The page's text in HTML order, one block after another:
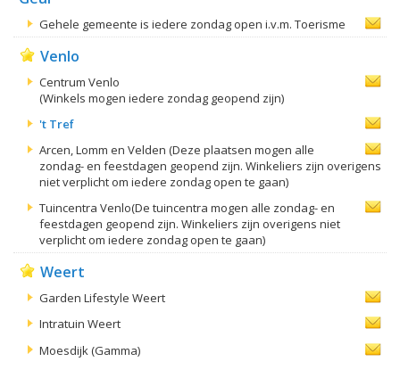
Gehele gemeente is iedere zondag open i.v.m. Toerisme
Venlo
Centrum Venlo
(Winkels mogen iedere zondag geopend zijn)
't Tref
Arcen, Lomm en Velden (Deze plaatsen mogen alle
zondag- en feestdagen geopend zijn. Winkeliers zijn overigens
niet verplicht om iedere zondag open te gaan)
Tuincentra Venlo(De tuincentra mogen alle zondag- en
feestdagen geopend zijn. Winkeliers zijn overigens niet
verplicht om iedere zondag open te gaan)
Weert
Garden Lifestyle Weert
Intratuin Weert
Moesdijk (Gamma)